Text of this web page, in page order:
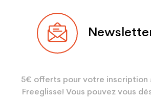
Utilisateur
5€ offerts pour votre inscription
Freeglisse! Vous pouvez vous